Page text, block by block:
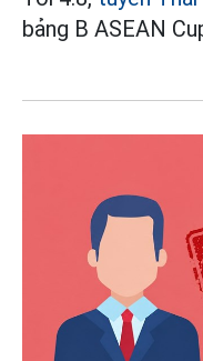
bảng B ASEAN